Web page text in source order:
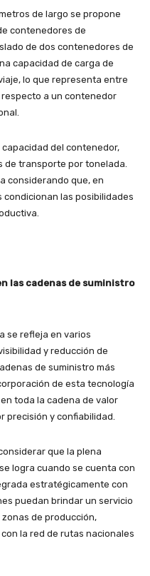
de largo se propone
contenedores de
de dos contenedores de
capacidad de carga de
lo que representa entre
respecto a un contenedor
del contenedor,
de transporte por tonelada.
considerando que, en
condicionan las posibilidades
las cadenas de suministro
se refleja en varios
y reducción de
de suministro más
de esta tecnología
toda la cadena de valor
precisión y confiabilidad.
que la plena
logra cuando se cuenta con
estratégicamente con
puedan brindar un servicio
de producción,
la red de rutas nacionales